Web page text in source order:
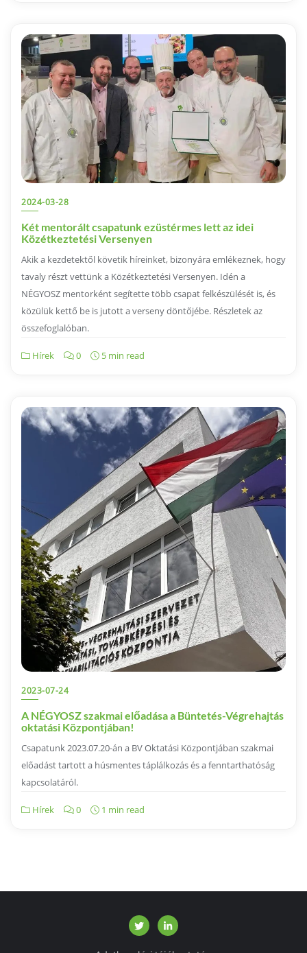
2024-03-28
Két mentorált csapatunk ezüstérmes lett az idei
Közétkeztetési Versenyen
Akik a kezdetektől követik híreinket, bizonyára emlékeznek, hogy
tavaly részt vettünk a Közétkeztetési Versenyen. Idén a
NÉGYOSZ mentorként segítette több csapat felkészülését is, és
közülük kettő be is jutott a verseny döntőjébe. Részletek az
összefoglalóban.
Hírek 0 5 min read
2023-07-24
A NÉGYOSZ szakmai előadása a Büntetés-Végrehajtás
oktatási Központjában!
Csapatunk 2023.07.20-án a BV Oktatási Központjában szakmai
előadást tartott a húsmentes táplálkozás és a fenntarthatóság
kapcsolatáról.
Hírek 0 1 min read